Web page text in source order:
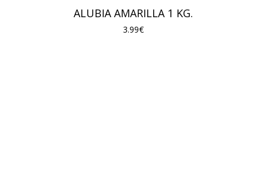
ALUBIA AMARILLA 1 KG.
3.99€